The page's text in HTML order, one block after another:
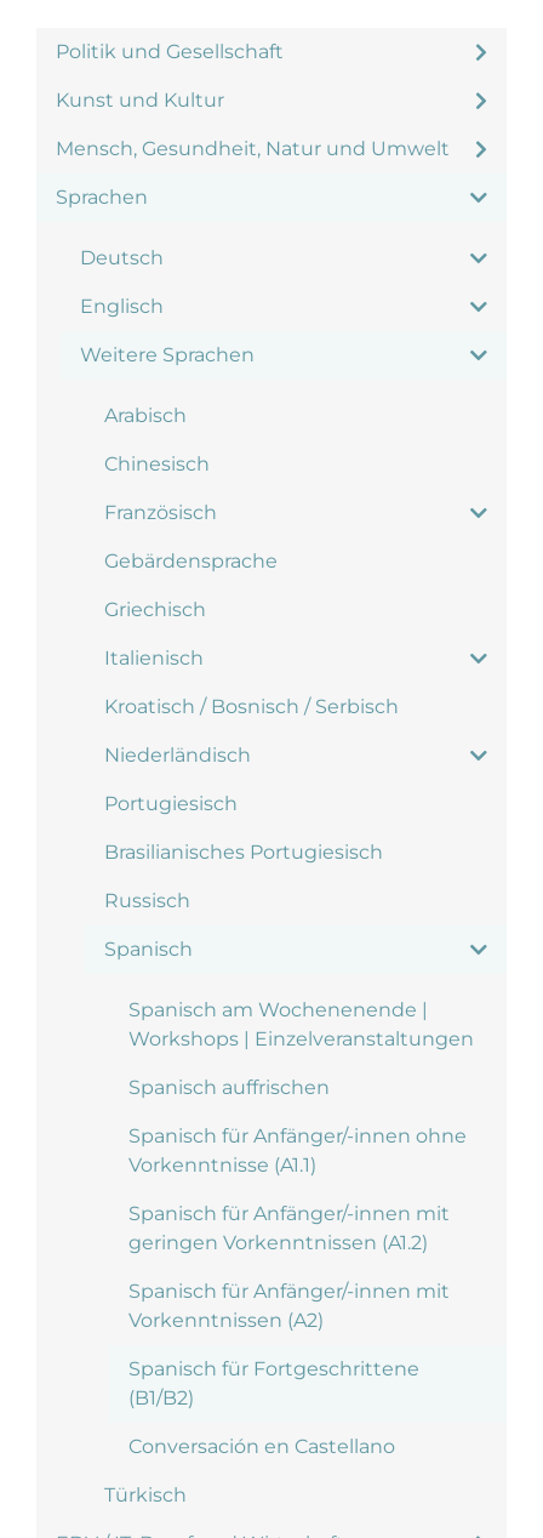
Politik und Gesellschaft
Kunst und Kultur
Mensch, Gesundheit, Natur und Umwelt
Sprachen
Deutsch
Englisch
Weitere Sprachen
Arabisch
Chinesisch
Französisch
Gebärdensprache
Griechisch
Italienisch
Kroatisch / Bosnisch / Serbisch
Niederländisch
Portugiesisch
Brasilianisches Portugiesisch
Russisch
Spanisch
Spanisch am Wochenenende |
Workshops | Einzelveranstaltungen
Spanisch auffrischen
Spanisch für Anfänger/-innen ohne
Vorkenntnisse (A1.1)
Spanisch für Anfänger/-innen mit
geringen Vorkenntnissen (A1.2)
Spanisch für Anfänger/-innen mit
Vorkenntnissen (A2)
Spanisch für Fortgeschrittene
(B1/B2)
Conversación en Castellano
Türkisch